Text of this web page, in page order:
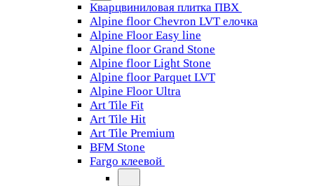
Кварцвиниловая плитка ПВХ
Alpine floor Chevron LVT елочка
Alpine Floor Easy line
Alpine floor Grand Stone
Alpine floor Light Stone
Alpine floor Parquet LVT
Alpine Floor Ultra
Art Tile Fit
Art Tile Hit
Art Tile Premium
BFM Stone
Fargo клеевой